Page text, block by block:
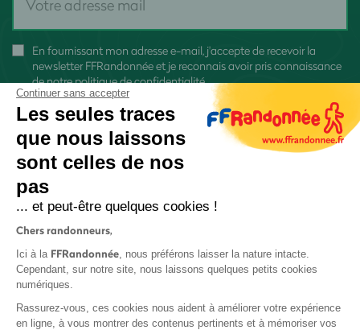
En fournissant mon adresse e-mail, j'accepte de recevoir la
newsletter FFRandonnée et je reconnais avoir pris connaissance
denotre politique de confidentialité
Protection des données
Continuer sans accepter
Les seules traces
que nous laissons
sont celles de nos
pas
... et peut-être quelques cookies !
Chers randonneurs,
Ici à la FFRandonnée, nous préférons laisser la nature intacte.
Cependant, sur notre site, nous laissons quelques petits cookies
numériques.
Rassurez-vous, ces cookies nous aident à améliorer votre expérience
en ligne, à vous montrer des contenus pertinents et à mémoriser vos